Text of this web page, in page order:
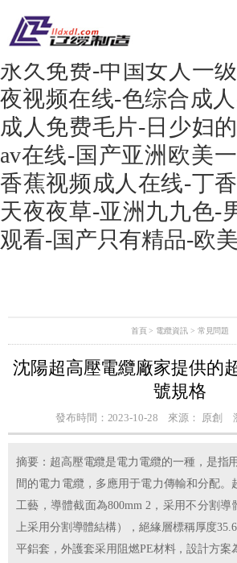
黄色高清视频-五月激
视频-在线少妇-狼人狠
永久免费-中国女人一
夜视频在线-色综合成
成人免费毛片-日少妇
av在线-国产亚洲欧美
香蕉视频成人在线-丁
天夜夜草-亚洲九九色-
观看-国产只有精品-欧
首頁> 電纜資訊 > 常見問題
沈陽超高壓電纜廠家提供的
號規格
發布時間：2023-10-28 來源： 原創
摘要：超高壓電纜是電力電纜的一種，是指
間的電力電纜，多應用于電力傳輸和分配。
工藝，導體截面為800mm 2，采用不分割導
上采用分割導體結構），絕緣層標稱厚度
平鋁套，外護套采用阻燃PE材料，設計方案